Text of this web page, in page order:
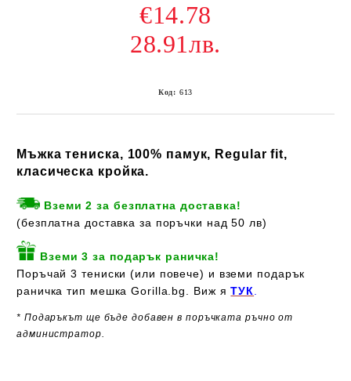
€14.78
28.91лв.
Код: 613
Мъжка тениска, 100% памук, Regular fit,
класическа кройка.
Вземи 2 за безплатна доставка!
(безплатна доставка за поръчки над 50 лв)
Вземи 3 за подарък раничка!
Поръчай 3 тениски (или повече) и вземи подарък
раничка тип мешка Gorilla.bg. Виж яТУК
* Подаръкът ще бъде добавен в поръчката ръчно от
администратор.